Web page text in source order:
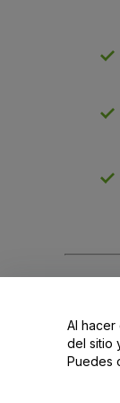
No
Al hacer
del sitio
Puedes